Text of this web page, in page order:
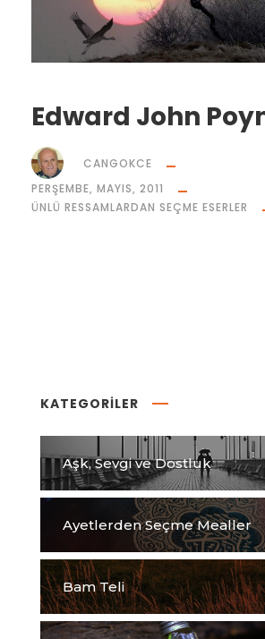
Edward John
CANGOKCE
PERŞEMBE, MAYIS, 2011
ÜNLÜ RESSAMLARDAN SEÇME ESERLER
KATEGORİLER
Aşk, Sevgi ve Dostluk
Ayetlerden Seçme Mealler
Bam Teli